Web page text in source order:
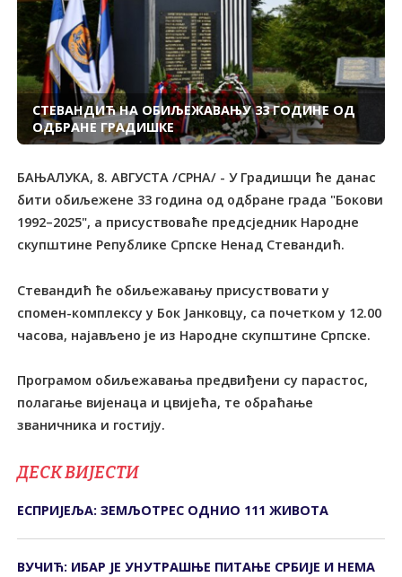
СТЕВАНДИЋ НА ОБИЉЕЖАВАЊУ 33 ГОДИНЕ ОД
ОДБРАНЕ ГРАДИШКЕ
БАЊАЛУКА, 8. АВГУСТА /СРНА/ - У Градишци ће данас
бити обиљежене 33 година од одбране града "Бокови
1992–2025", а присуствоваће предсједник Народне
скупштине Републике Српске Ненад Стевандић.
Стевандић ће обиљежавању присуствовати у
спомен-комплексу у Бок Јанковцу, са почетком у 12.00
часова, најављено је из Народне скупштине Српске.
Програмом обиљежавања предвиђени су парастос,
полагање вијенаца и цвијећа, те обраћање
званичника и гостију.
ДЕСК ВИЈЕСТИ
ЕСПРИЈЕЉА: ЗЕМЉОТРЕС ОДНИО 111 ЖИВОТА
ВУЧИЋ: ИБАР ЈЕ УНУТРАШЊЕ ПИТАЊЕ СРБИЈЕ И НЕМА